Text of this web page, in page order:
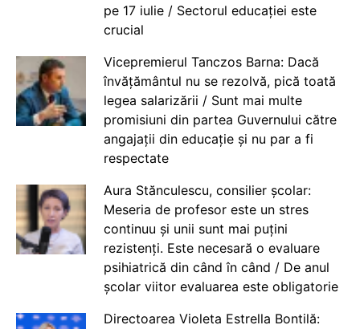
pe 17 iulie / Sectorul educației este
crucial
Vicepremierul Tanczos Barna: Dacă
învățământul nu se rezolvă, pică toată
legea salarizării / Sunt mai multe
promisiuni din partea Guvernului către
angajații din educație și nu par a fi
respectate
Aura Stănculescu, consilier școlar:
Meseria de profesor este un stres
continuu și unii sunt mai puțini
rezistenți. Este necesară o evaluare
psihiatrică din când în când / De anul
școlar viitor evaluarea este obligatorie
Directoarea Violeta Estrella Bontilă: